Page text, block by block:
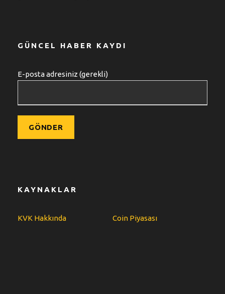
GÜNCEL HABER KAYDI
E-posta adresiniz (gerekli)
KAYNAKLAR
KVK Hakkında Coin Piyasası